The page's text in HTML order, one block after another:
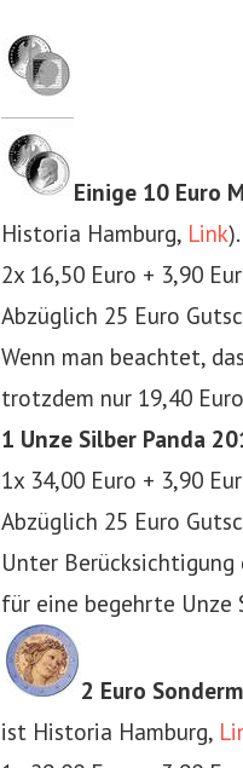
Einige 10 Euro
Historia Hamburg, Link
2x 16,50 Euro + 3,90
Abzüglich 25 Euro
Wenn man beachtet,
trotzdem nur 19,40
1 Unze Silber Panda
1x 34,00 Euro + 3,90
Abzüglich 25 Euro
Unter
für eine begehrte Unze
2 Euro
ist Historia Hamburg,